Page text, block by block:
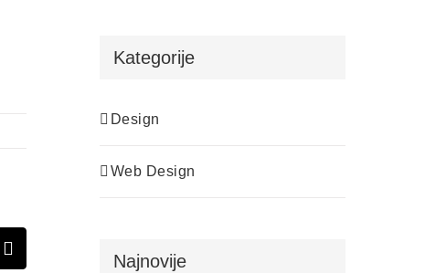
Email
Kategorije
Design
Web Design
Najnovije